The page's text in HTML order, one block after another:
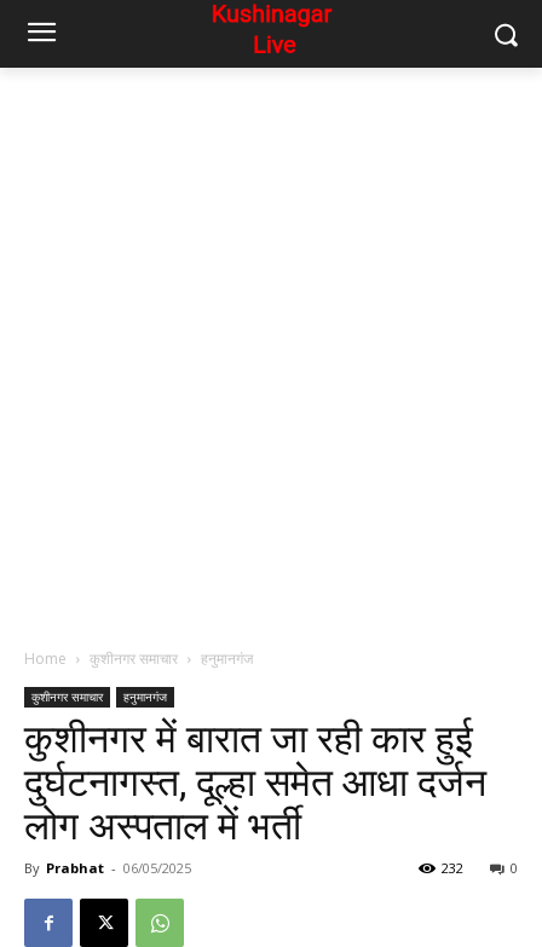
Home कुशीनगर समाचार हनुमानगंज
कुशीनगर समाचार हनुमानगंज
कुशीनगर में बारात जा रही कार हुई
दुर्घटनागस्त, दूल्हा समेत आधा दर्जन
लोग अस्पताल में भर्ती
By Prabhat - 06/05/2025 0
232